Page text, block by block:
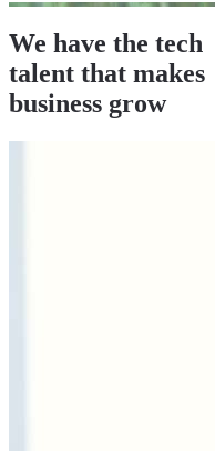
We have the tech
talent that makes
business grow